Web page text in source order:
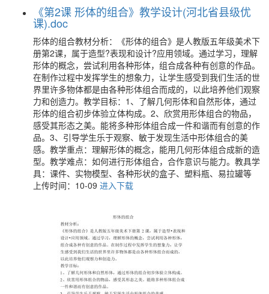
《第2课 形体的组合》教学设计(河北省县级优
课).doc
形体的组合教材分析：《形体的组合》是人教版五年级美术下
册第2课，属于造型?表现和设计?应用领域。通过学习，理解
形体的概念，尝试利用各种形体，组合成各种有创意的作品。
在制作过程中发挥学生的想象力，让学生感受到我们生活的世
界里许多物体都是由各种形体组合而成的，以此培养他们观察
力和创造力。教学目标：1、了解几何形体和自然形体，通过
形体的组合初步体验立体构成。2、欣赏用形体组合的物品，
感受其形态之美。能将多种形体组合成一件和谐而有创意的作
品。3、引导学生乐于观察、敏于发现生活中形体组合的美
感。教学重点：理解形体的概念，能用几何形体组合成新的造
型。教学难点：如何进行形体组合，合作意识与能力。教具学
具：课件、实物模型、各种形状的盒子、塑料瓶、易拉罐等
上传时间：10-09 进入下载